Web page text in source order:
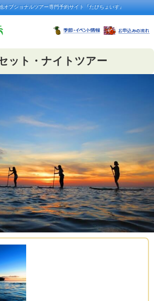
オプショナルツアー専門予約サイト『たびちょいす』
ット・ナイトツアー